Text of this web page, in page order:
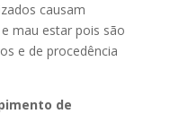
causam
mau estar pois são
e de procedência
de